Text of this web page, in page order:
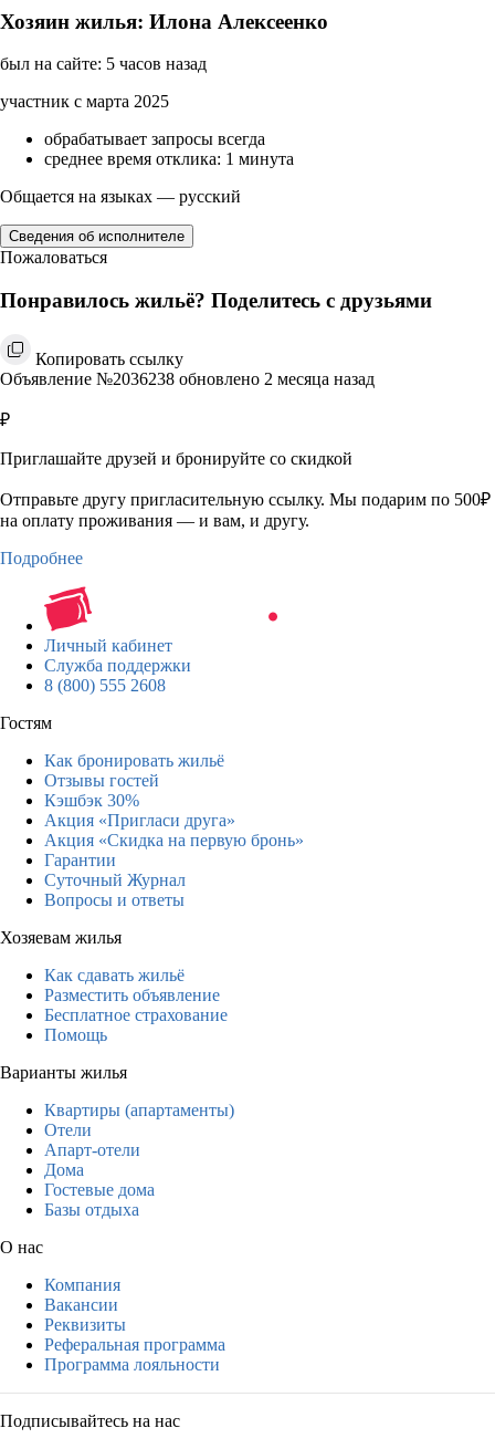
Хозяин жилья: Илона Алексеенко
был на сайте: 5 часов назад
участник с марта 2025
обрабатывает запросы всегда
среднее время отклика: 1 минута
Общается на языках — русский
Сведения об исполнителе
Пожаловаться
Понравилось жильё? Поделитесь с друзьями
Копировать ссылку
Объявление №2036238 обновлено 2 месяца назад
₽
Приглашайте друзей и бронируйте со скидкой
Отправьте другу пригласительную ссылку. Мы подарим по 500₽
на оплату проживания — и вам, и другу.
Подробнее
Личный кабинет
Служба поддержки
8 (800) 555 2608
Гостям
Как бронировать жильё
Отзывы гостей
Кэшбэк 30%
Акция «Пригласи друга»
Акция «Скидка на первую бронь»
Гарантии
Суточный Журнал
Вопросы и ответы
Хозяевам жилья
Как сдавать жильё
Разместить объявление
Бесплатное страхование
Помощь
Варианты жилья
Квартиры (апартаменты)
Отели
Апарт-отели
Дома
Гостевые дома
Базы отдыха
О нас
Компания
Вакансии
Реквизиты
Реферальная программа
Программа лояльности
Подписывайтесь на нас